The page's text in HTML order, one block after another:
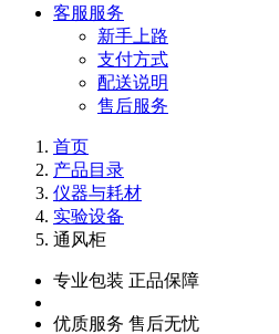
客服服务
新手上路
支付方式
配送说明
售后服务
首页
产品目录
仪器与耗材
实验设备
通风柜
专业包装 正品保障
优质服务 售后无忧